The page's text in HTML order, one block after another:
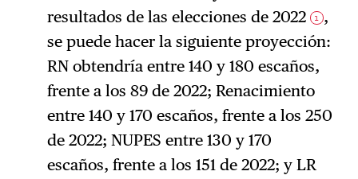
resultados de las elecciones de 2022
1 ,
se puede hacer la siguiente proyección:
RN obtendría entre 140 y 180 escaños,
frente a los 89 de 2022; Renacimiento
entre 140 y 170 escaños, frente a los 250
de 2022; NUPES entre 130 y 170
escaños, frente a los 151 de 2022; y LR